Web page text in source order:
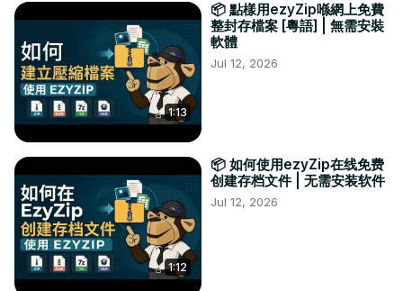
1:13
📦 點樣用ezyZip喺網上免費
整封存檔案 [粵語] | 無需安裝
軟體
Jul 12, 2026
1:12
📦 如何使用ezyZip在线免费
创建存档文件 | 无需安装软件
Jul 12, 2026